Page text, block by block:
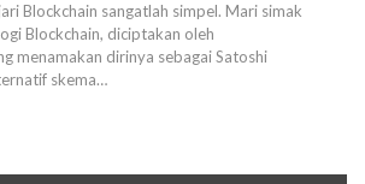
Blockchain sangatlah simpel. Mari simak
Blockchain, diciptakan oleh
menamakan dirinya sebagai Satoshi
skema…